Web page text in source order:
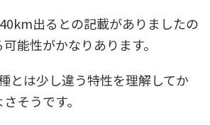
出るとの記載がありましたの
能性がかなりあります。
とは少し違う特性を理解してか
そうです。